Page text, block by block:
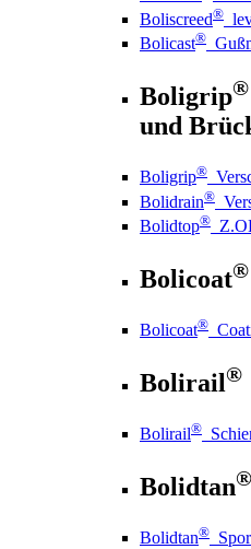
Boliscreed®
Bolicast®
Boligrip®
und
Boligrip®
Bolidrain®
Bolidtop®
Bolicoat®
Bolicoat®
Bolirail®
Bolirail®
Bolidtan®
Bolidtan®